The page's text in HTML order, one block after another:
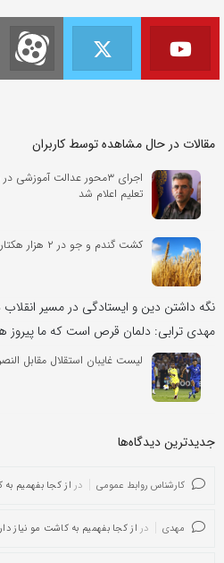
مقالات در حال مشاهده توسط کاربران
اجرای ۳محور عدالت
تعلیم اعلام شد
کشت گندم و جو در ۲ هزار هکتار اراضی دامغان هدف گذاری شد
نگه داشتن دین و ایستادگی در مسیر
مهدی ترابی: دلمان قرص است که ما پیروز
لیست غایبان استقلال مقابل
جدیدترین دیدگاه‌‌ها
کارشناس روابط عمومی در از کجا بفهمیم
مهدی در از کجا بفهمیم به کاشت مو نیاز